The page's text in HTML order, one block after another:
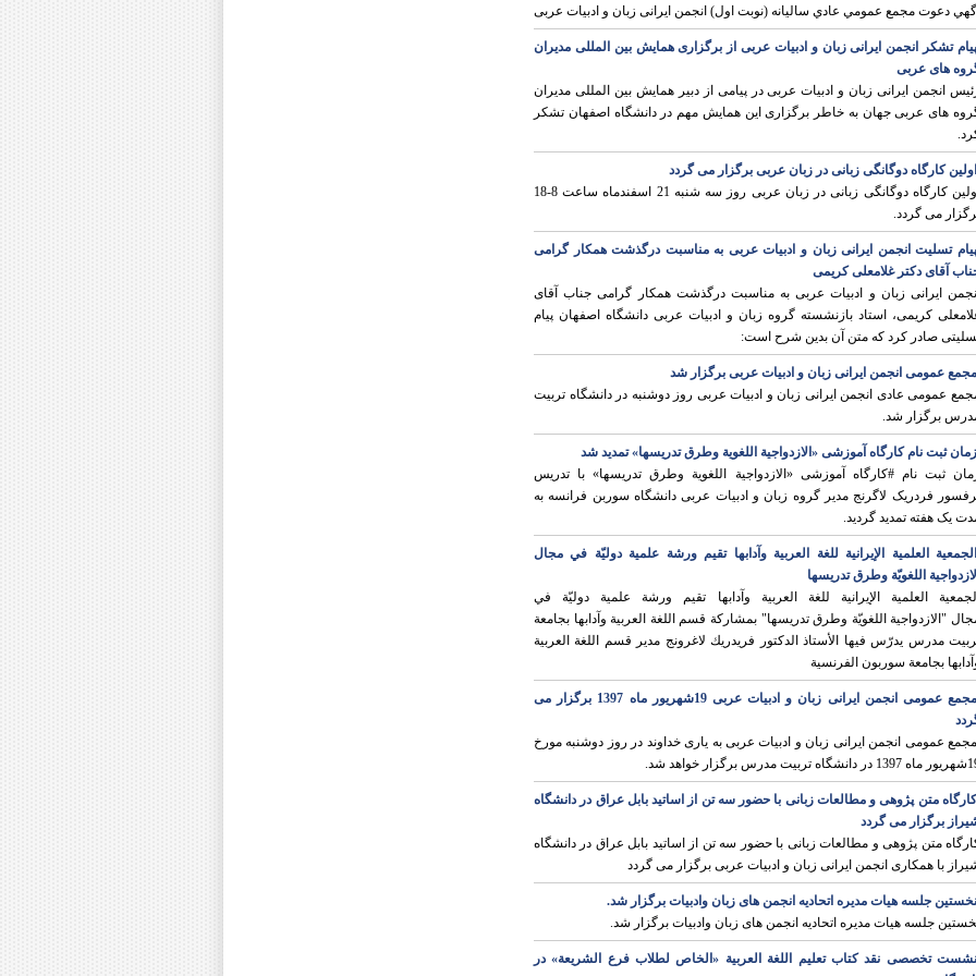
آگهي دعوت مجمع عمومي عادي سالیانه (نوبت اول) انجمن ايرانی زبان و ادبیات عربی
پیام تشکر انجمن ایرانی زبان و ادبیات عربی از برگزاری همایش بین المللی مدیران
های عربی
انجمن ایرانی زبان و ادبیات عربی در پیامی از دبیر همایش بین المللی مدیران
های عربی جهان به خاطر برگزاری این همایش مهم در دانشگاه اصفهان تشکر
اولین کارگاه دوگانگی زبانی در زبان عربی برگزار می گردد
اولین کارگاه دوگانگی زبانی در زبان عربی روز سه شنبه 21 اسفندماه ساعت 8-18
می گردد.
پیام تسلیت انجمن ایرانی زبان و ادبیات عربی به مناسبت درگذشت همکار گرامی
آقای دکتر غلامعلی کریمی
انجمن ایرانی زبان و ادبیات عربی به مناسبت درگذشت همکار گرامی جناب آقای
کریمی، استاد بازنشسته گروه زبان و ادبیات عربی دانشگاه اصفهان پیام
صادر کرد که متن آن بدین شرح است:
مجمع عمومی انجمن ایرانی زبان و ادبیات عربی برگزار شد
عمومی عادی انجمن ایرانی زبان و ادبیات عربی روز دوشنبه در دانشگاه تربیت
برگزار شد.
زمان ثبت نام کارگاه آموزشی «الازدواجية اللغوية وطرق تدريسها» تمدید شد
ثبت نام #کارگاه آموزشی «الازدواجية اللغوية وطرق تدريسها» با تدریس
فردریک لاگرنج مدیر گروه زبان و ادبیات عربی دانشگاه سوربن فرانسه به
یک هفته تمدید گردید.
الجمعية العلمية الإيرانية للغة العربية وآدابها تقيم ورشة علمية دوليّة في مجال
الازدواجية اللغويّة وطرق تدريسها
الجمعية العلمية الإيرانية للغة العربية وآدابها تقيم ورشة علمية دوليّة في
"الازدواجية اللغويّة وطرق تدريسها" بمشاركة قسم اللغة العربية وآدابها بجامعة
مدرس يدرّس فيها الأستاذ الدکتور فريدريك لاغرونج مدير قسم اللغة العربية
بجامعة سوربون الفرنسية
مجمع عمومی انجمن ایرانی زبان و ادبیات عربی 19شهریور ماه 1397 برگزار می
مجمع عمومی انجمن ایرانی زبان و ادبیات عربی به یاری خداوند در روز دوشنبه مورخ
مدرس برگزار خواهد شد.
کارگاه متن پژوهی و مطالعات زبانی با حضور سه تن از اساتید بابل عراق در دانشگاه
برگزار می گردد
متن پژوهی و مطالعات زبانی با حضور سه تن از اساتید بابل عراق در دانشگاه
با همکاری انجمن ایرانی زبان و ادبیات عربی برگزار می گردد
نخستین جلسه هیات مدیره اتحادیه انجمن های زبان وادبیات برگزار شد.
جلسه هیات مدیره اتحادیه انجمن های زبان وادبیات برگزار شد.
نشست تخصصی نقد کتاب تعلیم اللغة العربية «الخاص لطلاب فرع الشریعة» در